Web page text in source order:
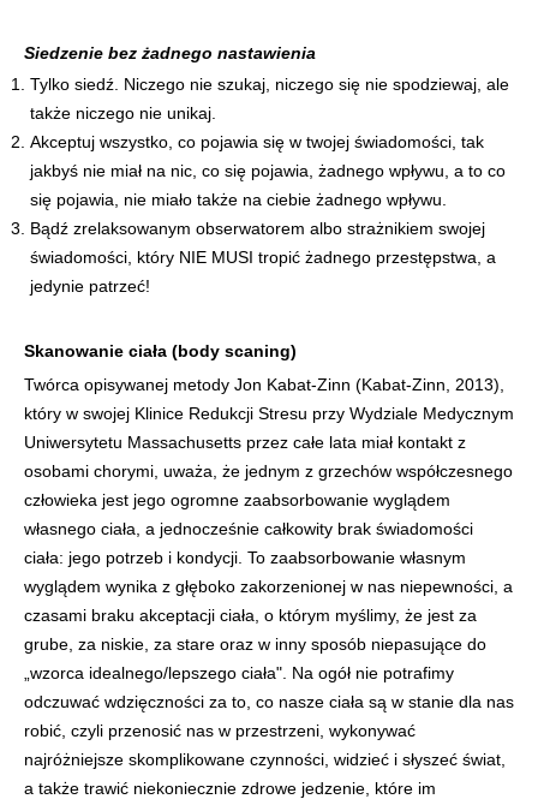
Siedzenie bez żadnego nastawienia
Tylko siedź. Niczego nie szukaj, niczego się nie spodziewaj, ale
także niczego nie unikaj.
Akceptuj wszystko, co pojawia się w twojej świadomości, tak
jakbyś nie miał na nic, co się pojawia, żadnego wpływu, a to co
się pojawia, nie miało także na ciebie żadnego wpływu.
Bądź zrelaksowanym obserwatorem albo strażnikiem swojej
świadomości, który NIE MUSI tropić żadnego przestępstwa, a
jedynie patrzeć!
Skanowanie ciała (body scaning)
Twórca opisywanej metody Jon Kabat-Zinn (Kabat-Zinn, 2013),
który w swojej Klinice Redukcji Stresu przy Wydziale Medycznym
Uniwersytetu Massachusetts przez całe lata miał kontakt z
osobami chorymi, uważa, że jednym z grzechów współczesnego
człowieka jest jego ogromne zaabsorbowanie wyglądem
własnego ciała, a jednocześnie całkowity brak świadomości
ciała: jego potrzeb i kondycji. To zaabsorbowanie własnym
wyglądem wynika z głęboko zakorzenionej w nas niepewności, a
czasami braku akceptacji ciała, o którym myślimy, że jest za
grube, za niskie, za stare oraz w inny sposób niepasujące do
„wzorca idealnego/lepszego ciała". Na ogół nie potrafimy
odczuwać wdzięczności za to, co nasze ciała są w stanie dla nas
robić, czyli przenosić nas w przestrzeni, wykonywać
najróżniejsze skomplikowane czynności, widzieć i słyszeć świat,
a także trawić niekoniecznie zdrowe jedzenie, które im